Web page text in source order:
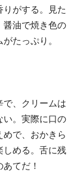
がする。見た
醤油で焼き色の
たっぷり。
、クリームは
い。実際に口の
で、おかきら
しめる。舌に残
てだ！